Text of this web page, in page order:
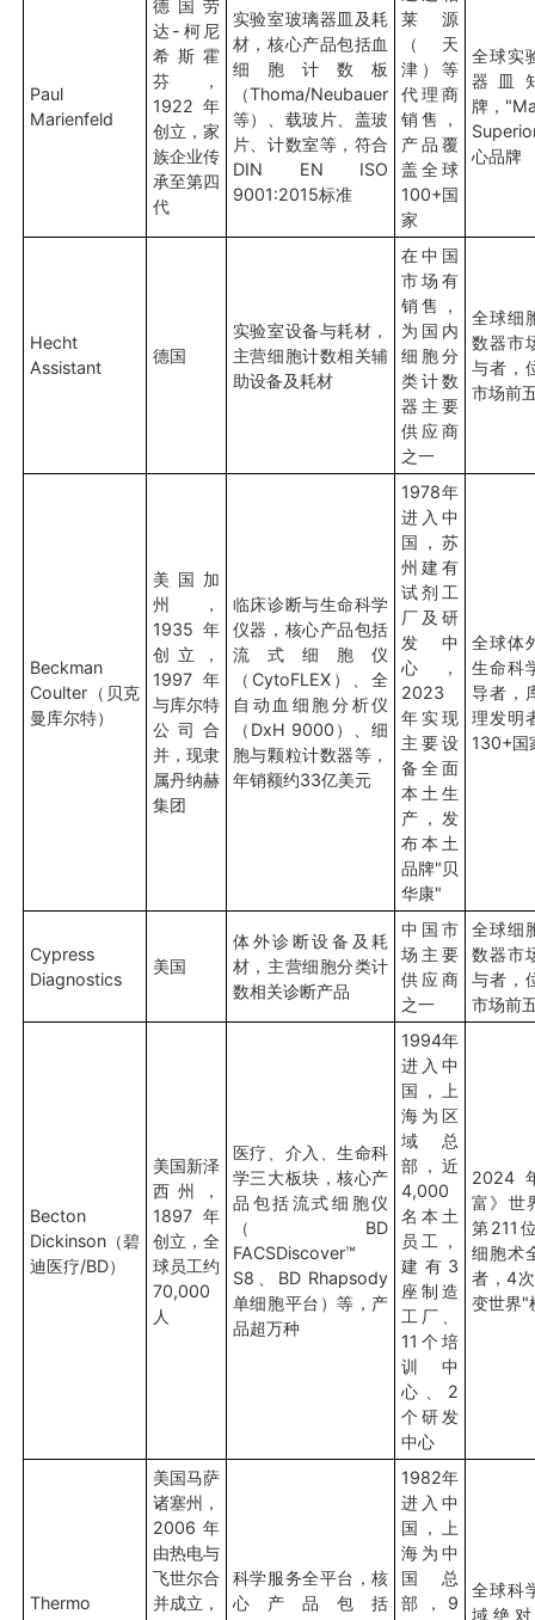
Paul
Marienfeld
德国劳
达-柯尼
希斯霍
芬，
1922年
创立，家
族企业传
承至第四
代
实验室玻璃器皿及耗
材，核心产品包括血
细胞计数板
（Thoma/Neubauer
等）、载玻片、盖玻
片、计数室等，符合
DIN EN ISO
9001:2015标准
莱源
（天
津）等
代理商
销售，
产品覆
盖全球
100+国
家
全球实
器皿
牌，
心品牌
Hecht
Assistant
德国
实验室设备与耗材，
主营细胞计数相关辅
助设备及耗材
在中国
市场有
销售，
为国内
细胞分
类计数
器主要
供应商
之一
全球细
数器市
与者，
市场前
Beckman
Coulter（贝克
曼库尔特）
美国加
州，
1935年
创立，
1997年
与库尔特
公司合
并，现隶
属丹纳赫
集团
临床诊断与生命科学
仪器，核心产品包括
流式细胞仪
（CytoFLEX）、全
自动血细胞分析仪
（DxH 9000）、细
胞与颗粒计数器等，
年销额约33亿美元
1978年
进入中
国，苏
州建有
试剂工
厂及研
发中
心，
2023
年实现
主要设
备全面
本土生
产，发
布本土
品牌"贝
华康"
全球体
生命科
导者，
理发明
130+国
Cypress
Diagnostics
美国
体外诊断设备及耗
材，主营细胞分类计
数相关诊断产品
中国市
场主要
供应商
之一
全球细
数器市
与者，
市场前
Becton
Dickinson（碧
迪医疗/BD）
美国新泽
西州，
1897年
创立，全
球员工约
70,000
人
医疗、介入、生命科
学三大板块，核心产
品包括流式细胞仪
（BD
FACSDiscover™
S8、BD Rhapsody
单细胞平台）等，产
品超万种
1994年
进入中
国，上
海为区
域总
部，近
4,000
名本土
员工，
建有3
座制造
工厂、
11个培
训中
心、2
个研发
中心
2024
富》世
第211
细胞术
者，4
变世界"
Thermo
美国马萨
诸塞州，
2006年
由热电与
飞世尔合
并成立，
科学服务全平台，核
心产品包括
1982年
进入中
国，上
海为中
国总
部，9
全球科
域绝